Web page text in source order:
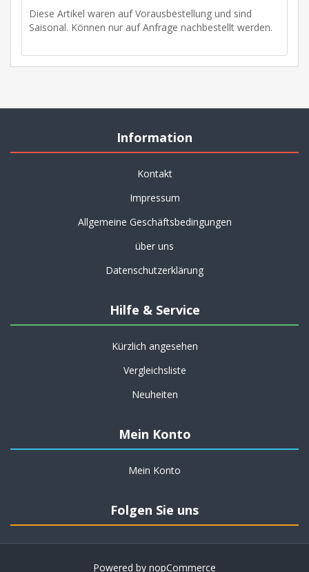
Diese Artikel waren auf Vorausbestellung und sind
Saisonal. Können nur auf Anfrage nachbestellt werden.
Information
Kontakt
Impressum
Allgemeine Geschäftsbedingungen
über uns
Datenschutzerklärung
Hilfe & Service
Kürzlich angesehen
Vergleichsliste
Neuheiten
Mein Konto
Mein Konto
Folgen Sie uns
Powered by nopCommerce